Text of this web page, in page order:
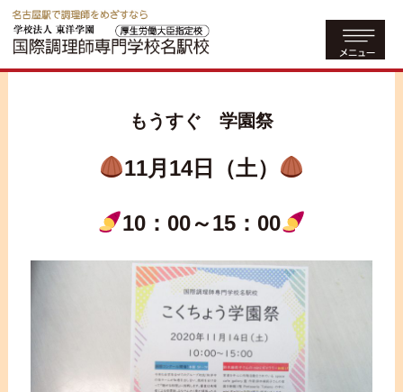
もうすぐ 学園祭
11月14日（土）
10：00～15：00